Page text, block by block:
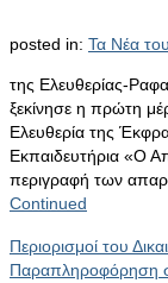
posted in: Τα Νέα
της Ελευθερίας-
ξεκίνησε η πρώτη
Ελευθερία της
Εκπαιδευτήρια «Ο
περιγραφή των
Continued
Περιορισμοί του
Παραπληροφόρηση